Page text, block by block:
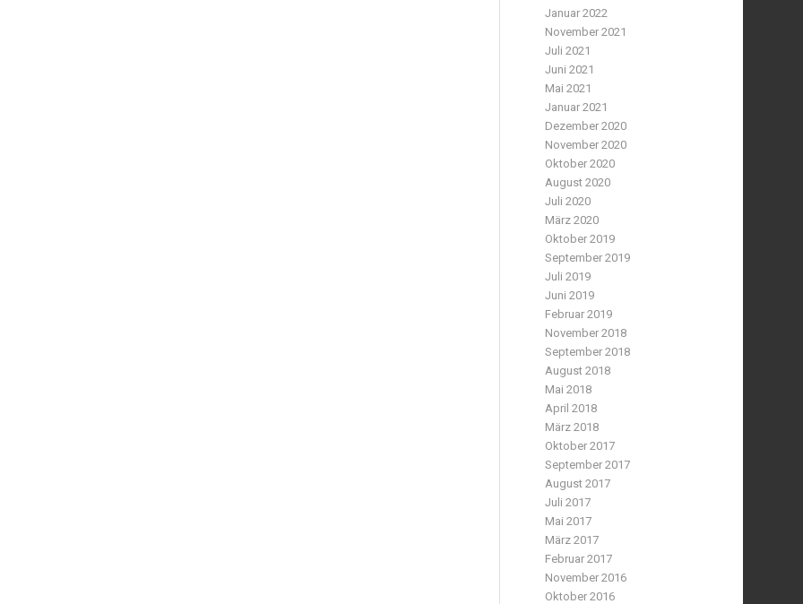
Januar 2022
November 2021
Juli 2021
Juni 2021
Mai 2021
Januar 2021
Dezember 2020
November 2020
Oktober 2020
August 2020
Juli 2020
März 2020
Oktober 2019
September 2019
Juli 2019
Juni 2019
Februar 2019
November 2018
September 2018
August 2018
Mai 2018
April 2018
März 2018
Oktober 2017
September 2017
August 2017
Juli 2017
Mai 2017
März 2017
Februar 2017
November 2016
Oktober 2016